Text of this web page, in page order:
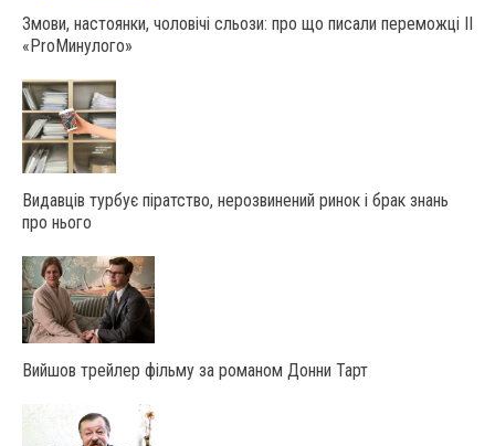
Змови, настоянки, чоловічі сльози: про що писали переможці ІІ
«ProМинулого»
Видавців турбує піратство, нерозвинений ринок і брак знань
про нього
Вийшов трейлер фільму за романом Донни Тарт